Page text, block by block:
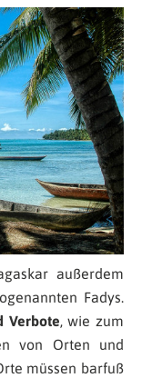
außerdem
Fadys.
Verbote, wie zum
von Orten und
müssen barfuß